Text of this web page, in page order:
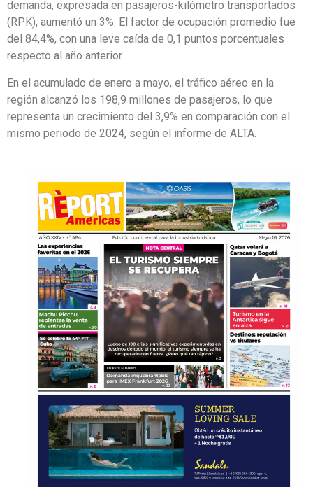
demanda, expresada en pasajeros-kilómetro transportados
(RPK), aumentó un 3%. El factor de ocupación promedio fue
del 84,4%, con una leve caída de 0,1 puntos porcentuales
respecto al año anterior.
En el acumulado de enero a mayo, el tráfico aéreo en la
región alcanzó los 198,9 millones de pasajeros, lo que
representa un crecimiento del 3,9% en comparación con el
mismo periodo de 2024, según el informe de ALTA.